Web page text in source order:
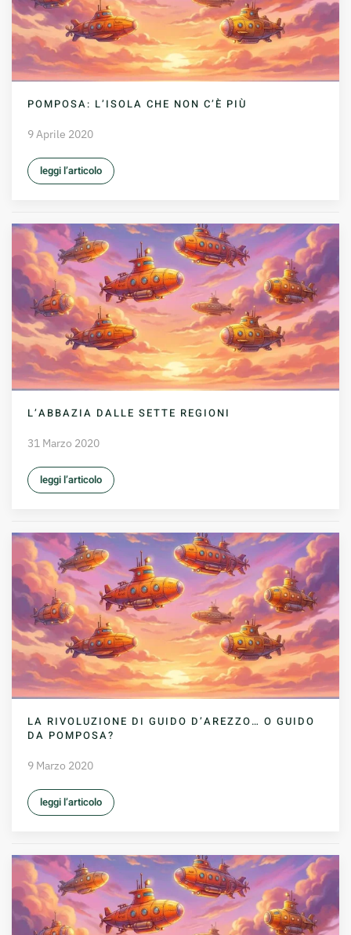
POMPOSA: L’ISOLA CHE NON C’È PIÙ
9 Aprile 2020
leggi l’articolo
L’ABBAZIA DALLE SETTE REGIONI
31 Marzo 2020
leggi l’articolo
LA RIVOLUZIONE DI GUIDO D’AREZZO… O GUIDO
DA POMPOSA?
9 Marzo 2020
leggi l’articolo